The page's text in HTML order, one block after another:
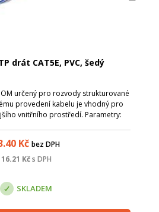
drát CAT5E, PVC, šedý
určený pro rozvody strukturované
provedení kabelu je vhodný pro
vnitřního prostředí. Parametry:
Kč bez DPH
16.21 Kč s DPH
SKLADEM